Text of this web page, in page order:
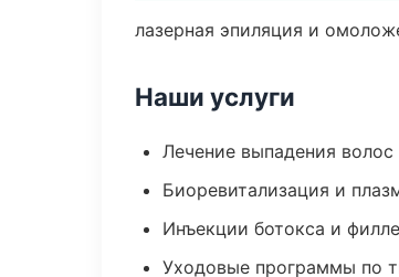
лазерная эпиляция и
Наши услуги
Лечение выпадения
Биоревитализация и
Инъекции ботокса и
Уходовые программы по